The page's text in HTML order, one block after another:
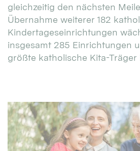
gleichzeitig den nächsten
Übernahme weiterer 182
Kindertageseinrichtungen
insgesamt 285 Einrichtungen
größte katholische Kita-Träger